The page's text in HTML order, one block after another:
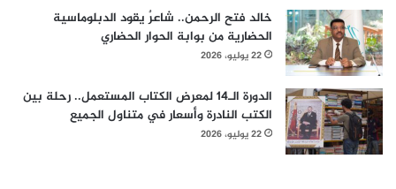
خالد فتح الرحمن.. شاعرٌ يقود الدبلوماسية
الحضارية من بوابة الحوار الحضاري
22 يوليو، 2026
الدورة الـ14 لمعرض الكتاب المستعمل.. رحلة بين
الكتب النادرة وأسعار في متناول الجميع
22 يوليو، 2026